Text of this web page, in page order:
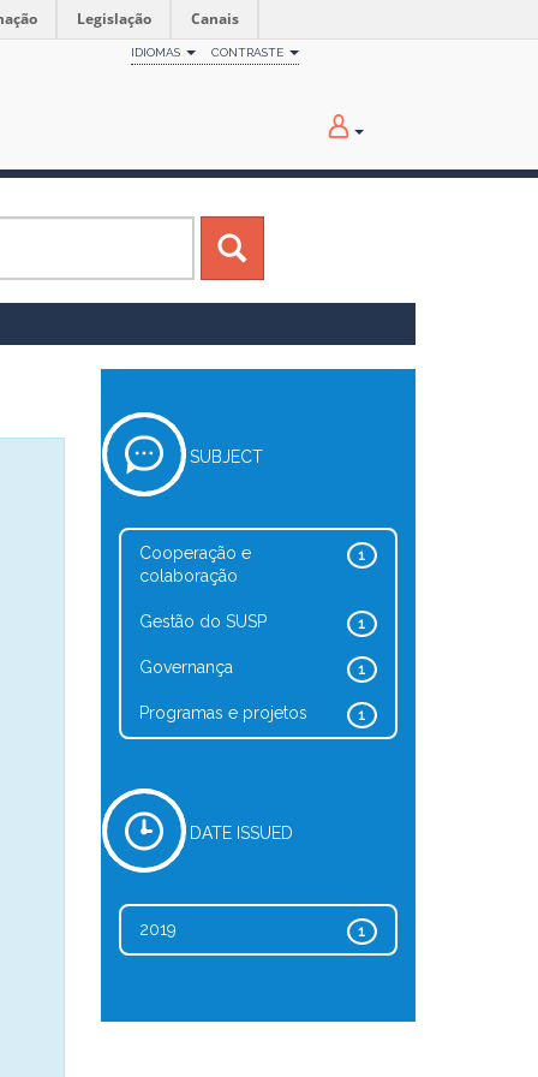
Legislação Canais
IDIOMAS CONTRASTE
SUBJECT
1
Cooperação e
colaboração
1
Gestão do SUSP
1
Governança
1
Programas e projetos
DATE ISSUED
1
2019